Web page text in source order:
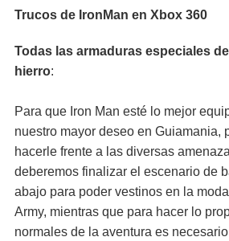
Trucos de IronMan en Xbox 360
Todas las armaduras especiales
hierro:
Para que Iron Man esté lo mejor
nuestro mayor deseo en Guiamania,
hacerle frente a las diversas
deberemos finalizar el escenario de
abajo para poder vestinos en la
Army, mientras que para hacer lo
normales de la aventura es